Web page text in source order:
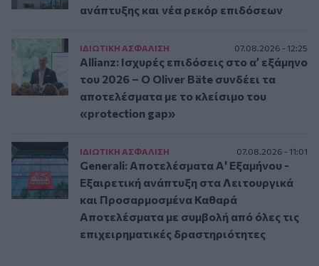
ανάπτυξης και νέα ρεκόρ επιδόσεων
ΙΔΙΩΤΙΚΗ ΑΣΦAΛΙΣΗ 07.08.2026 - 12:25
Allianz: Ισχυρές επιδόσεις στο α’ εξάμηνο
του 2026 – Ο Oliver Bäte συνδέει τα
αποτελέσματα με το κλείσιμο του
«protection gap»
ΙΔΙΩΤΙΚΗ ΑΣΦAΛΙΣΗ 07.08.2026 - 11:01
Generali: Αποτελέσματα Α' Εξαμήνου -
Εξαιρετική ανάπτυξη στα Λειτουργικά
και Προσαρμοσμένα Καθαρά
Αποτελέσματα με συμβολή από όλες τις
επιχειρηματικές δραστηριότητες